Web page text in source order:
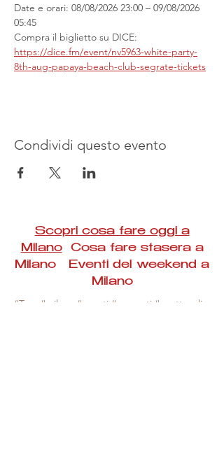
Date e orari: 08/08/2026 23:00 – 09/08/2026
05:45
Compra il biglietto su DICE:
https://dice.fm/event/nv5963-white-party-
8th-aug-papaya-beach-club-segrate-tickets
Condividi questo evento
Scopri cosa fare oggi a
MilanoCosa fare stasera a
Milano Eventi del weekend a
Milano
#Taac #milano #eventi #concerti #spettacoli